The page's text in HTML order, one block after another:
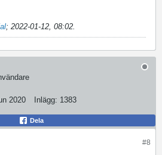
; 2022-01-12, 08:02.
2020 Inlägg: 1383
Dela
#8